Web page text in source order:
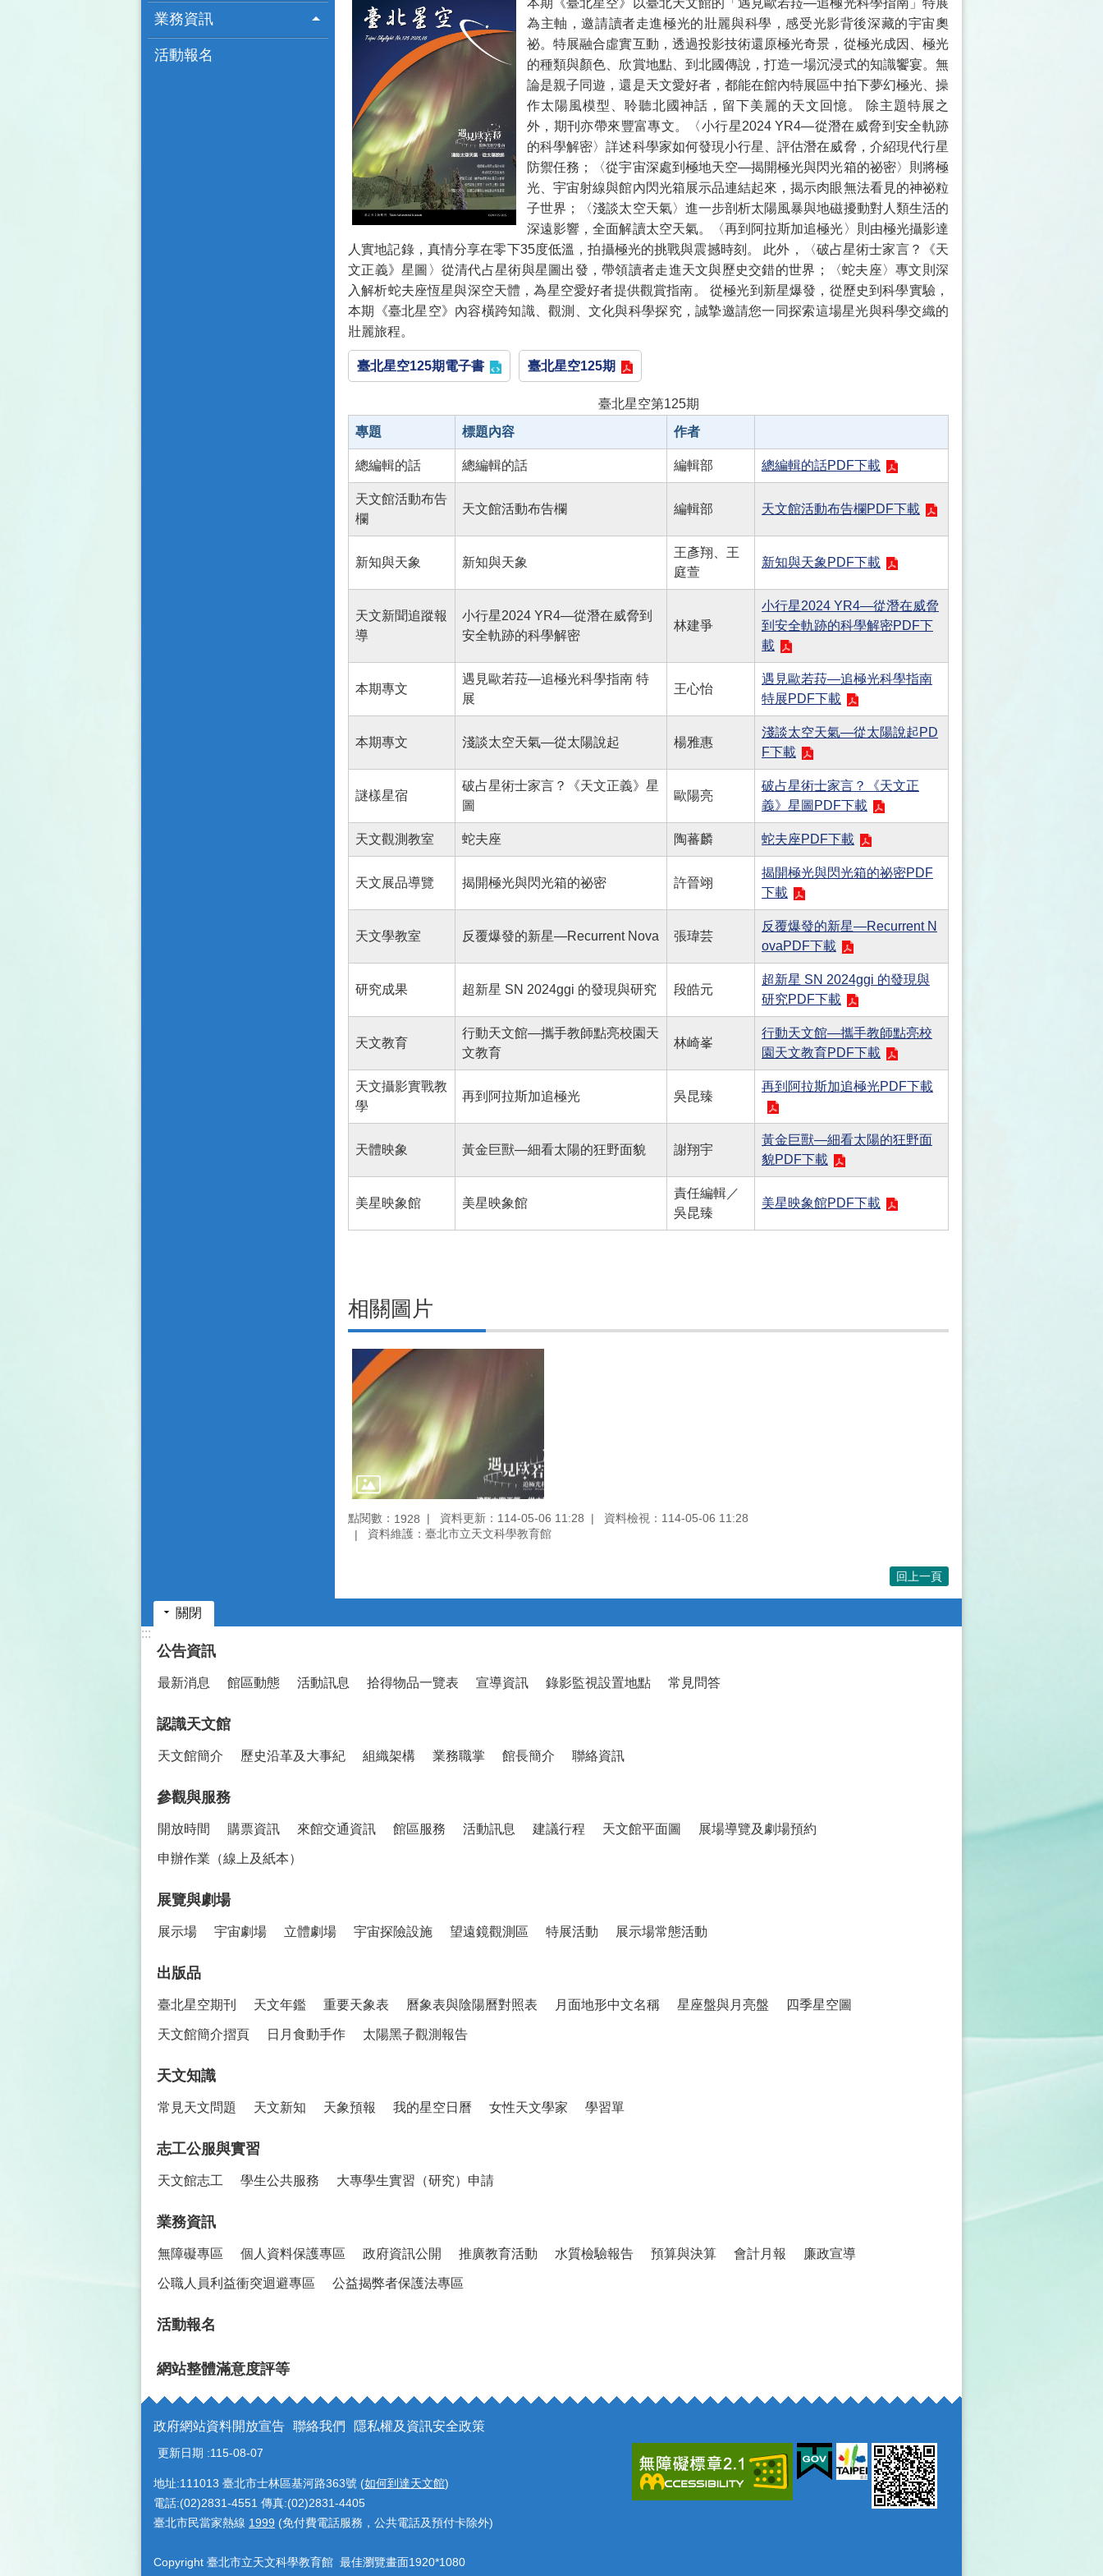
業務資訊
活動報名
本期《臺北星空》以臺北天文館的「遇見歐若菈—追極光科學指南」特展
為主軸，邀請讀者走進極光的壯麗與科學，感受光影背後深藏的宇宙奧
祕。特展融合虛實互動，透過投影技術還原極光奇景，從極光成因、極光
的種類與顏色、欣賞地點、到北國傳說，打造一場沉浸式的知識饗宴。無
論是親子同遊，還是天文愛好者，都能在館內特展區中拍下夢幻極光、操
作太陽風模型、聆聽北國神話，留下美麗的天文回憶。 除主題特展之
外，期刊亦帶來豐富專文。〈小行星2024 YR4—從潛在威脅到安全軌跡
的科學解密〉詳述科學家如何發現小行星、評估潛在威脅，介紹現代行星
防禦任務；〈從宇宙深處到極地天空—揭開極光與閃光箱的祕密〉則將極
光、宇宙射線與館內閃光箱展示品連結起來，揭示肉眼無法看見的神祕粒
子世界；〈淺談太空天氣〉進一步剖析太陽風暴與地磁擾動對人類生活的
深遠影響，全面解讀太空天氣。〈再到阿拉斯加追極光〉則由極光攝影達
人實地記錄，真情分享在零下35度低溫，拍攝極光的挑戰與震撼時刻。 此外，〈破占星術士家言？《天
文正義》星圖〉從清代占星術與星圖出發，帶領讀者走進天文與歷史交錯的世界；〈蛇夫座〉專文則深
入解析蛇夫座恆星與深空天體，為星空愛好者提供觀賞指南。 從極光到新星爆發，從歷史到科學實驗，
本期《臺北星空》內容橫跨知識、觀測、文化與科學探究，誠摯邀請您一同探索這場星光與科學交織的
壯麗旅程。
臺北星空125期電子書 臺北星空125期
臺北星空第125期
專題
標題內容 作者
總編輯的話 總編輯的話 編輯部 總編輯的話PDF下載
天文館活動布告
欄
天文館活動布告欄 編輯部 天文館活動布告欄PDF下載
新知與天象 新知與天象
王彥翔、王
庭萱
新知與天象PDF下載
天文新聞追蹤報
導
小行星2024 YR4—從潛在威脅到
安全軌跡的科學解密
林建爭
小行星2024 YR4—從潛在威脅
到安全軌跡的科學解密PDF下
載
本期專文
遇見歐若菈—追極光科學指南 特
展
王心怡
遇見歐若菈—追極光科學指南
特展PDF下載
本期專文 淺談太空天氣—從太陽說起 楊雅惠
淺談太空天氣—從太陽說起PD
F下載
謎樣星宿
破占星術士家言？《天文正義》星
圖
歐陽亮
破占星術士家言？《天文正
義》星圖PDF下載
天文觀測教室 蛇夫座 陶蕃麟 蛇夫座PDF下載
天文展品導覽 揭開極光與閃光箱的祕密 許晉翊
揭開極光與閃光箱的祕密PDF
下載
天文學教室 反覆爆發的新星—Recurrent Nova 張瑋芸
反覆爆發的新星—Recurrent N
ovaPDF下載
研究成果 超新星 SN 2024ggi 的發現與研究 段皓元
超新星 SN 2024ggi 的發現與
研究PDF下載
天文教育
行動天文館—攜手教師點亮校園天
文教育
林崎峯
行動天文館—攜手教師點亮校
園天文教育PDF下載
天文攝影實戰教
學
再到阿拉斯加追極光 吳昆臻
再到阿拉斯加追極光PDF下載
天體映象 黃金巨獸—細看太陽的狂野面貌 謝翔宇
黃金巨獸—細看太陽的狂野面
貌PDF下載
美星映象館 美星映象館
責任編輯／
吳昆臻
美星映象館PDF下載
相關圖片
點閱數： 1928 資料更新：114-05-06 11:28
資料檢視：114-05-06 11:28
資料維護：臺北市立天文科學教育館
回上一頁
關閉
:::
公告資訊
最新消息 館區動態 活動訊息 拾得物品一覽表 宣導資訊 錄影監視設置地點 常見問答
認識天文館
天文館簡介 歷史沿革及大事紀 組織架構 業務職掌 館長簡介 聯絡資訊
參觀與服務
開放時間 購票資訊 來館交通資訊 館區服務 活動訊息 建議行程 天文館平面圖 展場導覽及劇場預約
申辦作業（線上及紙本）
展覽與劇場
展示場 宇宙劇場 立體劇場 宇宙探險設施 望遠鏡觀測區 特展活動 展示場常態活動
出版品
臺北星空期刊 天文年鑑 重要天象表 曆象表與陰陽曆對照表 月面地形中文名稱 星座盤與月亮盤 四季星空圖
天文館簡介摺頁 日月食動手作 太陽黑子觀測報告
天文知識
常見天文問題 天文新知 天象預報 我的星空日曆 女性天文學家 學習單
志工公服與實習
天文館志工 學生公共服務 大專學生實習（研究）申請
業務資訊
無障礙專區 個人資料保護專區 政府資訊公開 推廣教育活動 水質檢驗報告 預算與決算 會計月報 廉政宣導
公職人員利益衝突迴避專區 公益揭弊者保護法專區
活動報名
網站整體滿意度評等
政府網站資料開放宣告 聯絡我們 隱私權及資訊安全政策
更新日期 115-08-07
地址:111013 臺北市士林區基河路363號 (如何到達天文館)
電話:(02)2831-4551 傳真:(02)2831-4405
臺北市民當家熱線 1999 (免付費電話服務，公共電話及預付卡除外)
Copyright 臺北市立天文科學教育館 最佳瀏覽畫面1920*1080